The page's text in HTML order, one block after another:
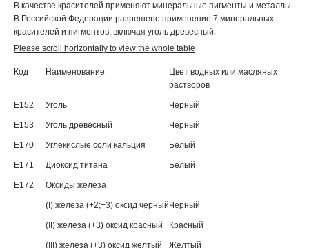
В качестве красителей применяют минеральные пигменты и металлы.
В Российской Федерации разрешено применение 7 минеральных
красителей и пигментов, включая уголь древесный.
Код Наименование
Цвет водных или масляных
растворов
Е152 Уголь Черный
Е153 Уголь древесный Черный
Е170 Углекислые соли кальция Белый
Е171 Диоксид титана Белый
Е172 Оксиды железа
(I) железа (+2;+3) оксид черныйЧерный
(II) железа (+3) оксид красный Красный
(III) железа (+3) оксид желтый Желтый